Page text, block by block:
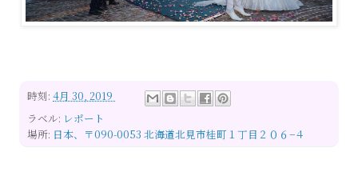
時刻: 4月 30, 2019
ラベル: レポート
場所: 日本、〒090-0053 北海道北見市桂町１丁目２０６−４